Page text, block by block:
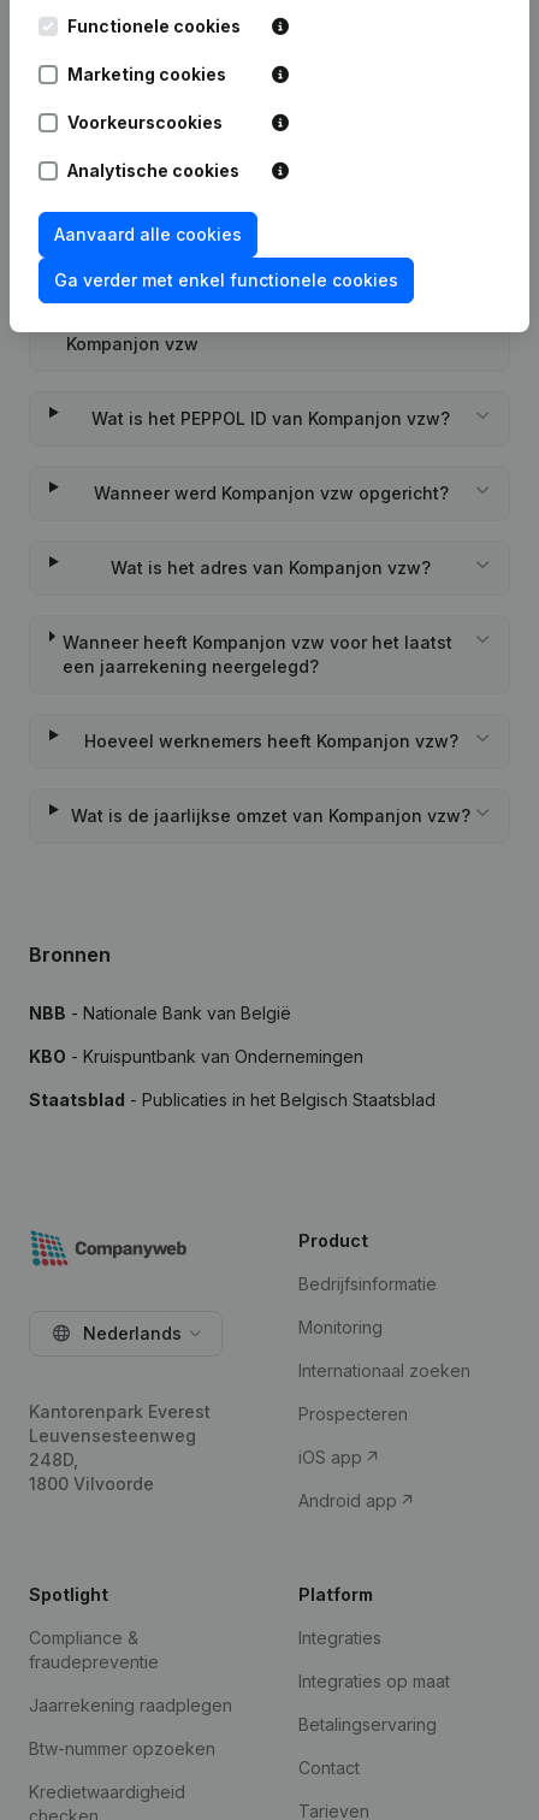
Veelgestelde vragen
Kompanjon vzw
Wat is het PEPPOL ID van Kompanjon vzw?
Wanneer werd Kompanjon vzw opgericht?
Wat is het adres van Kompanjon vzw?
Wanneer heeft Kompanjon vzw voor het laatst
een jaarrekening neergelegd?
Hoeveel werknemers heeft Kompanjon vzw?
Wat is de jaarlijkse omzet van Kompanjon vzw?
Bronnen
NBB - Nationale Bank van België
KBO - Kruispuntbank van Ondernemingen
Staatsblad - Publicaties in het Belgisch Staatsblad
Functionele cookies
Marketing cookies
Voorkeurscookies
Analytische cookies
Aanvaard alle cookies
Ga verder met enkel functionele cookies
Nederlands
Kantorenpark Everest
Leuvensesteenweg
248D,
1800 Vilvoorde
Product
Bedrijfsinformatie
Monitoring
Internationaal zoeken
Prospecteren
iOS app
Android app
Spotlight
Compliance &
fraudepreventie
Jaarrekening raadplegen
Btw-nummer opzoeken
Kredietwaardigheid
checken
Platform
Integraties
Integraties op maat
Betalingservaring
Contact
Tarieven